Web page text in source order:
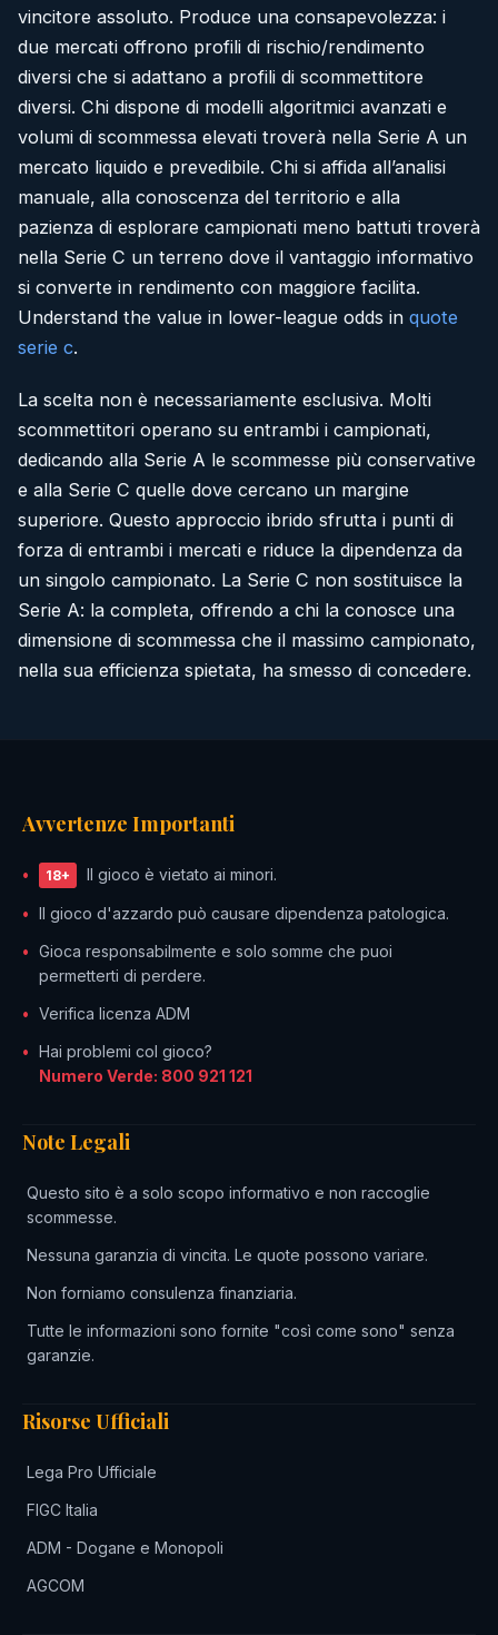
vincitore assoluto. Produce una consapevolezza: i
due mercati offrono profili di rischio/rendimento
diversi che si adattano a profili di scommettitore
diversi. Chi dispone di modelli algoritmici avanzati e
volumi di scommessa elevati troverà nella Serie A un
mercato liquido e prevedibile. Chi si affida all’analisi
manuale, alla conoscenza del territorio e alla
pazienza di esplorare campionati meno battuti troverà
nella Serie C un terreno dove il vantaggio informativo
si converte in rendimento con maggiore facilita.
Understand the value in lower-league odds in quote
serie c.
La scelta non è necessariamente esclusiva. Molti
scommettitori operano su entrambi i campionati,
dedicando alla Serie A le scommesse più conservative
e alla Serie C quelle dove cercano un margine
superiore. Questo approccio ibrido sfrutta i punti di
forza di entrambi i mercati e riduce la dipendenza da
un singolo campionato. La Serie C non sostituisce la
Serie A: la completa, offrendo a chi la conosce una
dimensione di scommessa che il massimo campionato,
nella sua efficienza spietata, ha smesso di concedere.
Avvertenze Importanti
18+ Il gioco è vietato ai minori.
Il gioco d'azzardo può causare dipendenza patologica.
Gioca responsabilmente e solo somme che puoi
permetterti di perdere.
Verifica licenza ADM
Hai problemi col gioco?
Numero Verde: 800 921 121
Note Legali
Questo sito è a solo scopo informativo e non raccoglie
scommesse.
Nessuna garanzia di vincita. Le quote possono variare.
Non forniamo consulenza finanziaria.
Tutte le informazioni sono fornite "così come sono" senza
garanzie.
Risorse Ufficiali
Lega Pro Ufficiale
FIGC Italia
ADM - Dogane e Monopoli
AGCOM